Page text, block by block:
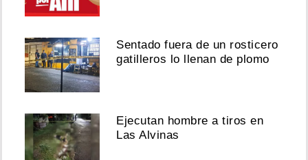
Sentado fuera de un rosticero
gatilleros lo llenan de plomo
Ejecutan hombre a tiros en
Las Alvinas